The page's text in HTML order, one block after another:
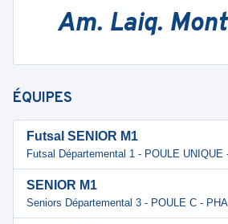
Am. Laiq.
ÉQUIPES
Futsal SENIOR M1
Futsal Départemental 1 - POULE
SENIOR M1
Seniors Départemental 3 - POULE C -